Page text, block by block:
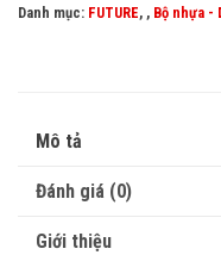
Danh mục: FUTURE, , Bộ nhựa -
Mô tả
Đánh giá (0)
Giới thiệu